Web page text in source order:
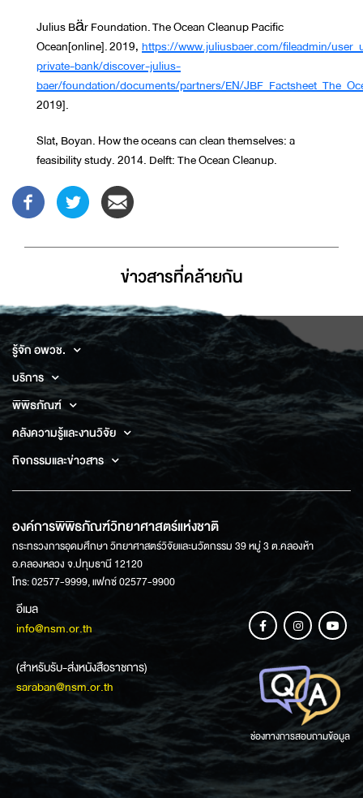
Julius Bär Foundation. The Ocean Cleanup Pacific
Ocean[online]. 2019, https://www.juliusbaer.com/fileadmin/
private-bank/discover-julius-
baer/foundation/documents/partners/EN/
2019].
Slat, Boyan. How the oceans can clean themselves: a
feasibility study. 2014. Delft: The Ocean Cleanup.
ข่าวสารที่่คล้ายกัน
รู้จัก อพวช.
บริการ
พิพิธภัณฑ์
คลังความรู้และงานวิจัย
กิจกรรมและข่าวสาร
องค์การพิพิธภัณฑ์วิทยาศาสตร์แห่งชาติ
กระทรวงการอุดมศึกษา วิทยาศาสตร์วิจัยและนวัตกรรม 39 หมู่ 3 ต.คลองห้า
อ.คลองหลวง จ.ปทุมธานี 12120
โทร: 02577-9999, แฟกซ์ 02577-9900
อีเมล
info@nsm.or.th
(สำหรับรับ-ส่งหนังสือราชการ)
saraban@nsm.or.th
ช่องทางการสอบถามข้อมูล